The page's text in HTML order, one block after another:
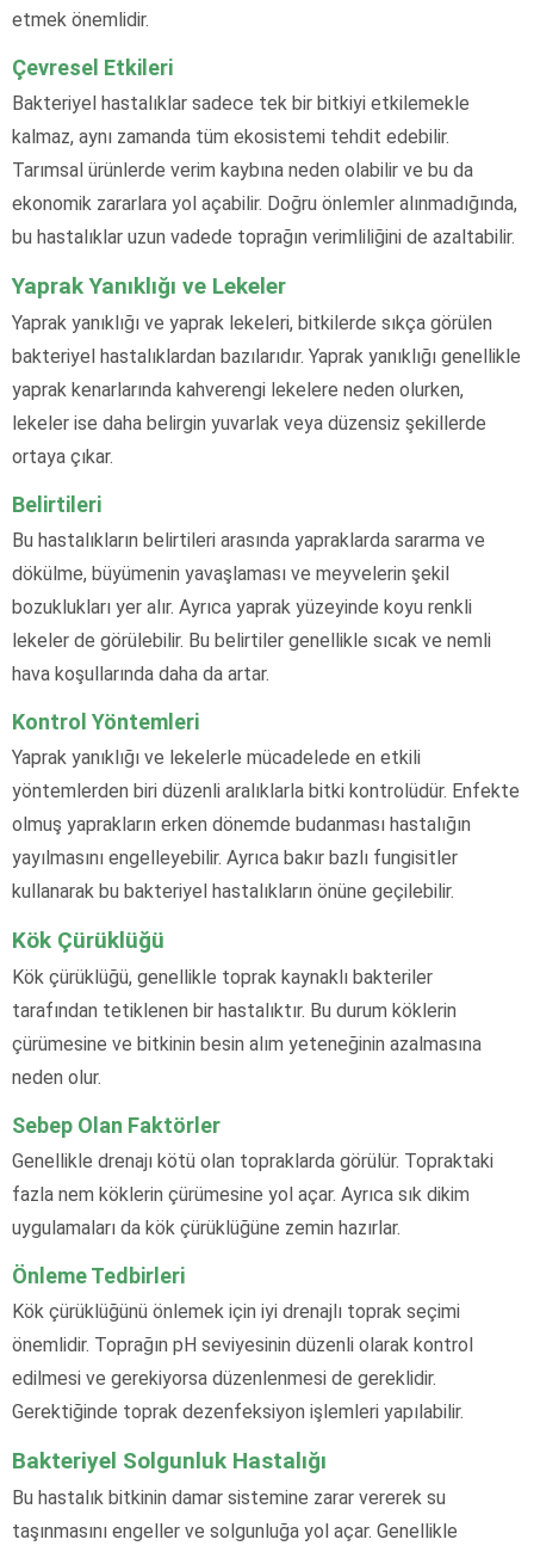
etmek önemlidir.
Çevresel Etkileri
Bakteriyel hastalıklar sadece tek bir bitkiyi etkilemekle
kalmaz, aynı zamanda tüm ekosistemi tehdit edebilir.
Tarımsal ürünlerde verim kaybına neden olabilir ve bu da
ekonomik zararlara yol açabilir. Doğru önlemler alınmadığında,
bu hastalıklar uzun vadede toprağın verimliliğini de azaltabilir.
Yaprak Yanıklığı ve Lekeler
Yaprak yanıklığı ve yaprak lekeleri, bitkilerde sıkça görülen
bakteriyel hastalıklardan bazılarıdır. Yaprak yanıklığı genellikle
yaprak kenarlarında kahverengi lekelere neden olurken,
lekeler ise daha belirgin yuvarlak veya düzensiz şekillerde
ortaya çıkar.
Belirtileri
Bu hastalıkların belirtileri arasında yapraklarda sararma ve
dökülme, büyümenin yavaşlaması ve meyvelerin şekil
bozuklukları yer alır. Ayrıca yaprak yüzeyinde koyu renkli
lekeler de görülebilir. Bu belirtiler genellikle sıcak ve nemli
hava koşullarında daha da artar.
Kontrol Yöntemleri
Yaprak yanıklığı ve lekelerle mücadelede en etkili
yöntemlerden biri düzenli aralıklarla bitki kontrolüdür. Enfekte
olmuş yaprakların erken dönemde budanması hastalığın
yayılmasını engelleyebilir. Ayrıca bakır bazlı fungisitler
kullanarak bu bakteriyel hastalıkların önüne geçilebilir.
Kök Çürüklüğü
Kök çürüklüğü, genellikle toprak kaynaklı bakteriler
tarafından tetiklenen bir hastalıktır. Bu durum köklerin
çürümesine ve bitkinin besin alım yeteneğinin azalmasına
neden olur.
Sebep Olan Faktörler
Genellikle drenajı kötü olan topraklarda görülür. Topraktaki
fazla nem köklerin çürümesine yol açar. Ayrıca sık dikim
uygulamaları da kök çürüklüğüne zemin hazırlar.
Önleme Tedbirleri
Kök çürüklüğünü önlemek için iyi drenajlı toprak seçimi
önemlidir. Toprağın pH seviyesinin düzenli olarak kontrol
edilmesi ve gerekiyorsa düzenlenmesi de gereklidir.
Gerektiğinde toprak dezenfeksiyon işlemleri yapılabilir.
Bakteriyel Solgunluk Hastalığı
Bu hastalık bitkinin damar sistemine zarar vererek su
taşınmasını engeller ve solgunluğa yol açar. Genellikle